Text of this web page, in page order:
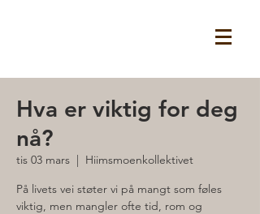
Hva er viktig for deg
nå?
tis 03 mars
  |
Hiimsmoenkollektivet
På livets vei støter vi på mangt som føles
viktig, men mangler ofte tid, rom og